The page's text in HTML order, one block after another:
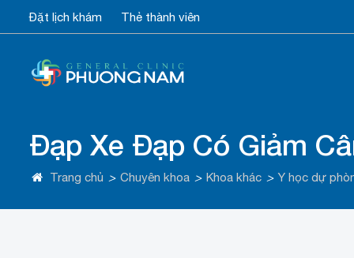
Đặt lịch khám Thẻ thành viên
Đạp Xe Đạp Có Giảm
Trang chủ > Chuyên khoa > Khoa khác > Y học dự